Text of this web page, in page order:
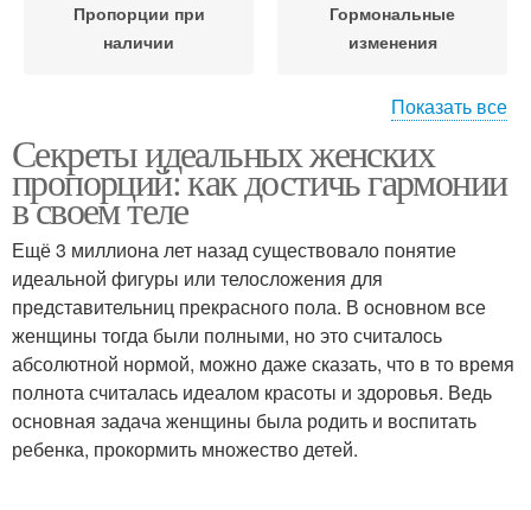
Пропорции при
наличии
Гормональные
изменения
Женская одежда
последние столетия
Правильные пропорции
Показать все
Секреты идеальных женских
пропорций: как достичь гармонии
в своем теле
Ещё 3 миллиона лет назад существовало понятие
идеальной фигуры или телосложения для
представительниц прекрасного пола. В основном все
женщины тогда были полными, но это считалось
абсолютной нормой, можно даже сказать, что в то время
полнота считалась идеалом красоты и здоровья. Ведь
основная задача женщины была родить и воспитать
ребенка, прокормить множество детей.